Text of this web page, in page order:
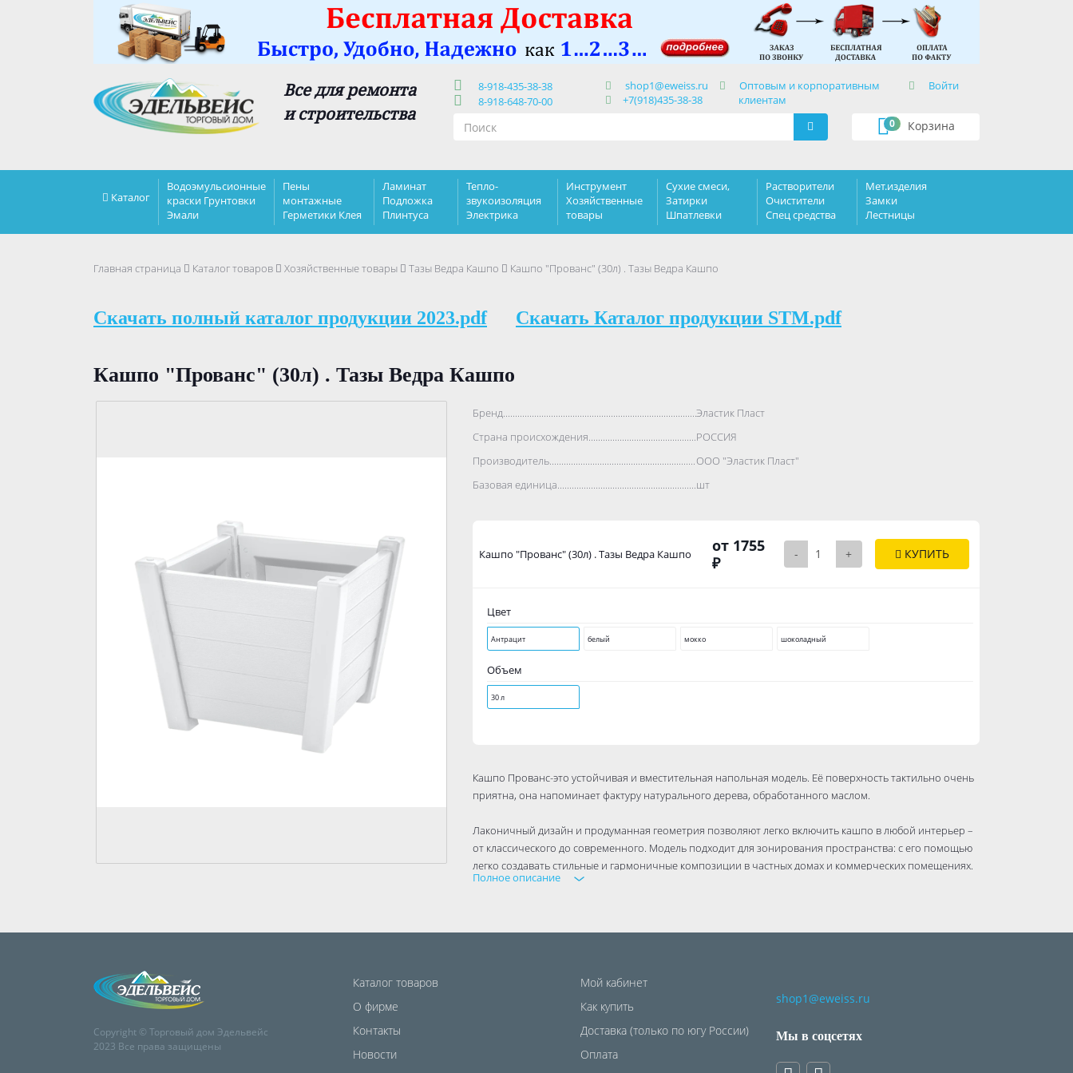
Все для ремонта
и строительства
8-918-435-38-38
8-918-648-70-00
shop1@eweiss.ru
+7(918)435-38-38
Оптовым и корпоративным
клиентам
Войти
Корзина
0
Каталог
Водоэмульсионные
краски Грунтовки
Эмали
Пены
монтажные
Герметики Клея
Ламинат
Подложка
Плинтуса
Тепло-
звукоизоляция
Электрика
Инструмент
Хозяйственные
товары
Сухие смеси,
Затирки
Шпатлевки
Растворители
Очистители
Спец средства
Мет.изделия
Замки
Лестницы
Главная страница Каталог товаров Хозяйственные товары Тазы Ведра Кашпо Кашпо "Прованс" (30л) . Тазы Ведра Кашпо
Скачать полный каталог продукции 2023.pdf Скачать Каталог продукции STM.pdf
Кашпо "Прованс" (30л) . Тазы Ведра Кашпо
Бренд..................................................................................Эластик Пласт
Страна происхождения..................................................................................
РОССИЯ
Производитель..................................................................................ООО "Эластик Пласт"
Базовая единица..................................................................................
шт
Кашпо "Прованс" (30л) . Тазы Ведра Кашпо
от 1755
₽
- + КУПИТЬ
Цвет
Антрацит белый мокко шоколадный
Объем
30 л
Кашпо Прованс-это устойчивая и вместительная напольная модель. Её поверхность тактильно очень
приятна, она напоминает фактуру натурального дерева, обработанного маслом.
Лаконичный дизайн и продуманная геометрия позволяют легко включить кашпо в любой интерьер –
от классического до современного. Модель подходит для зонирования пространства: с его помощью
легко создавать стильные и гармоничные композиции в частных домах и коммерческих помещениях.
Она может использоваться на улице: например, для украшения входной группы или террасы, для
Изделие изготовлено из прочного полипропилена. Материал не растрескивается, не теряет форму и
способно выдерживать высокую нагрузку влажной земли и корневой системы растений. Оно легко
Полное описание
Copyright © Торговый дом Эдельвейс
2023 Все права защищены
Каталог товаров
О фирме
Контакты
Новости
Мой кабинет
Как купить
Доставка (только по югу России)
Оплата
shop1@eweiss.ru
Мы в соцсетях